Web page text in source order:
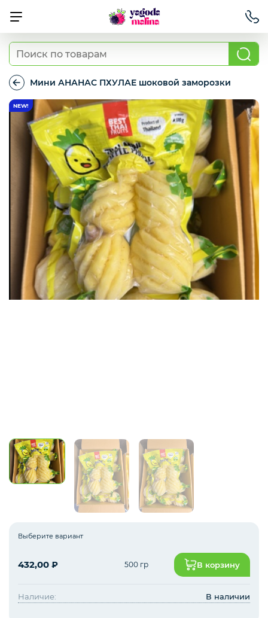
Ягода свежая
Овощи свежие
Авокадо, батат, спаржа свежая
Грибы
Зелень / салаты
Замороженные ягоды/фрукты/овощи/грибы
Замороженное пюре из ягод и фруктов
Курица, филе грудки, окорока
Мини АНАНАС ПХУЛАЕ шоковой заморозки
Мини
АНАНАС
ПХУЛАЕ
шоковой
заморозки
Выберите вариант
432,00 ₽ 500 гр В корзину
Наличие: В наличии